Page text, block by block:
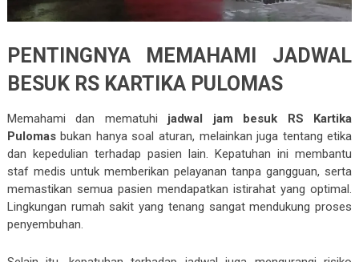
PENTINGNYA MEMAHAMI JADWAL
BESUK RS KARTIKA PULOMAS
Memahami dan mematuhi jadwal jam besuk RS Kartika
Pulomasbukan hanya soal aturan, melainkan juga tentang etika
dan kepedulian terhadap pasien lain. Kepatuhan ini membantu
staf medis untuk memberikan pelayanan tanpa gangguan, serta
memastikan semua pasien mendapatkan istirahat yang optimal.
Lingkungan rumah sakit yang tenang sangat mendukung proses
penyembuhan.